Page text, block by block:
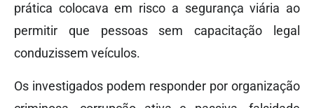
prática colocava em risco a segurança viária ao
permitir que pessoas sem capacitação legal
conduzissem veículos.
Os investigados podem responder por organização